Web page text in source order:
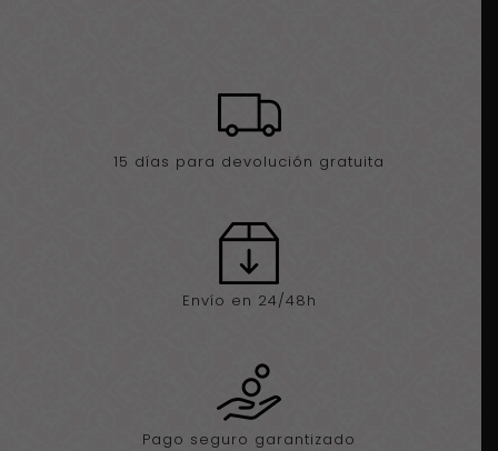
15 días para devolución gratuita
Envío en 24/48h
Pago seguro garantizado